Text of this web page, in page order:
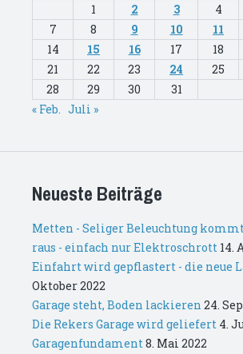
1
2 3 4
7
8 9 10 11
14
15 16 17 18
21
22 23 24 25
28
29 30
31
« Feb. Juli »
Neueste Beiträge
Metten - Seliger Beleuchtung
raus - einfach nur Elektroschrott 14.
Einfahrt wird gepflastert - die neue
Oktober 2022
Garage steht, Boden lackieren 24.
Die Rekers Garage wird geliefert 4.
Garagenfundament 8. Mai 2022